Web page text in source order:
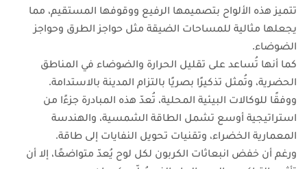
تتميز هذه الألواح بتصميمها الرفيع ووقوفها المستقيم، مما
يجعلها مثالية للمساحات الضيقة مثل حواجز الطرق وحواجز
الضوضاء.
كما أنها تُساعد على تقليل الحرارة والضوضاء في المناطق
الحضرية، وتُمثل تذكيرًا بصريًا بالتزام المدينة بالاستدامة.
ووفقًا للوكالات البيئية المحلية، تُعدّ هذه المبادرة جزءًا من
استراتيجية أوسع تشمل الطاقة الشمسية، والهندسة
المعمارية الخضراء، وتقنيات تحويل النفايات إلى طاقة.
ورغم أن خفض انبعاثات الكربون لكل لوح يُعدّ متواضعًا، إلا أن